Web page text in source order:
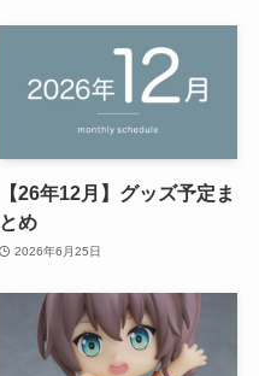
【26年12月】グッズ予定ま
とめ
2026年6月25日